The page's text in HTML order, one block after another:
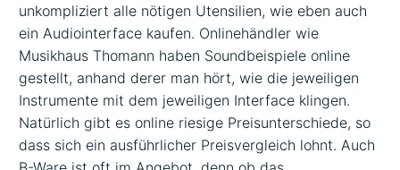
unkompliziert alle nötigen Utensilien, wie eben auch
ein Audiointerface kaufen. Onlinehändler wie
Musikhaus Thomann haben Soundbeispiele online
gestellt, anhand derer man hört, wie die jeweiligen
Instrumente mit dem jeweiligen Interface klingen.
Natürlich gibt es online riesige Preisunterschiede, so
dass sich ein ausführlicher Preisvergleich lohnt. Auch